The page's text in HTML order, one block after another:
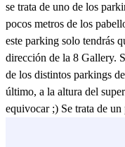
se trata de uno de los
pocos metros de los
este parking solo tendrás
dirección de la 8 Gallery.
de los distintos parkings
último, a la altura del
equivocar ;) Se trata de